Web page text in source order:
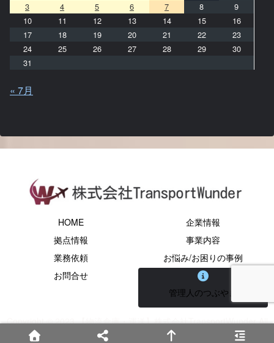
3
4 5 6 7 8
9
10
11 12 13 14 15
16
17
18 19 20 21 22
23
24
25 26 27 28 29
30
31
« 7月
HOME
企業情報
拠点情報
事業内容
業務依頼
お悩み/お困りの事例
お問合せ
管理人のつぶやき
Copyright © 2023 【物流倉庫・運送】株式会社TransportWunder All
Rights Reserved.